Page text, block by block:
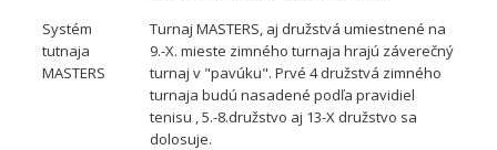
Systém
tutnaja
MASTERS
Turnaj MASTERS, aj družstvá umiestnené na
9.-X. mieste zimného turnaja hrajú záverečný
turnaj v "pavúku". Prvé 4 družstvá zimného
turnaja budú nasadené podľa pravidiel
tenisu , 5.-8.družstvo aj 13-X družstvo sa
dolosuje.